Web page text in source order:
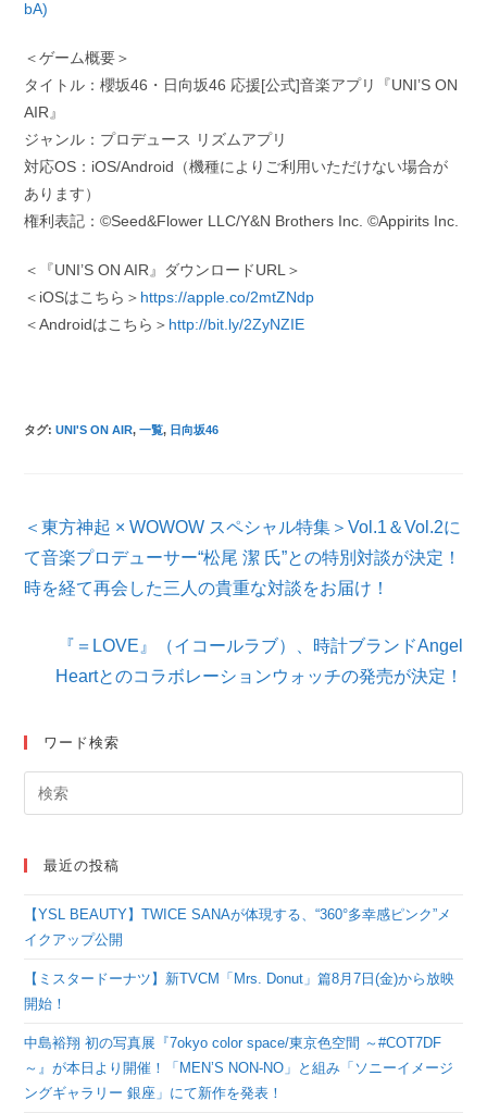
bA)
＜ゲーム概要＞
タイトル：櫻坂46・日向坂46 応援[公式]音楽アプリ『UNI’S ON
AIR』
ジャンル：プロデュース リズムアプリ
対応OS：iOS/Android（機種によりご利用いただけない場合が
あります）
権利表記：©︎Seed&Flower LLC/Y&N Brothers Inc. ©︎Appirits Inc.
＜『UNI’S ON AIR』ダウンロードURL＞
＜iOSはこちら＞ https://apple.co/2mtZNdp
＜Androidはこちら＞ http://bit.ly/2ZyNZIE
タグ:UNI'S ON AIR, 一覧, 日向坂46
の
他
の
記
＜東方神起 × WOWOW スペシャル特集＞Vol.1＆Vol.2に
て音楽プロデューサー“松尾 潔 氏”との特別対談が決定！
時を経て再会した三人の貴重な対談をお届け！
『＝LOVE』（イコールラブ）、時計ブランドAngel
Heartとのコラボレーションウォッチの発売が決定！
ワード検索
最近の投稿
【YSL BEAUTY】TWICE SANAが体現する、“360°多幸感ピンク”メ
イクアップ公開
【ミスタードーナツ】新TVCM「Mrs. Donut」篇8月7日(金)から放映
開始！
中島裕翔 初の写真展『7okyo color space/東京色空間 ～#COT7DF
～』が本日より開催！「MEN’S NON-NO」と組み「ソニーイメージ
ングギャラリー 銀座」にて新作を発表！